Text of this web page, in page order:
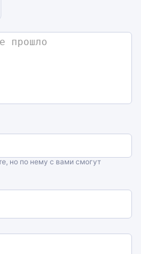
но по нему с вами смогут